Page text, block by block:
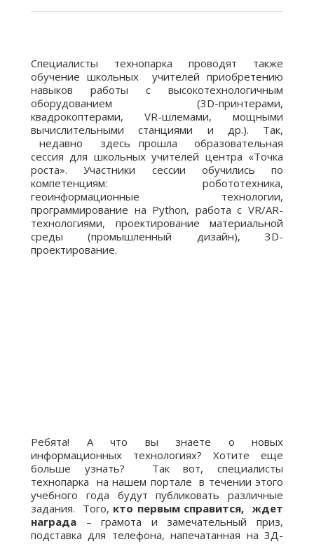
Специалисты технопарка проводят также
обучение школьных учителей приобретению
навыков работы с высокотехнологичным
оборудованием (3D-принтерами,
квадрокоптерами, VR-шлемами, мощными
вычислительными станциями и др.). Так,
недавно здесь прошла образовательная
сессия для школьных учителей центра «Точка
роста». Участники сессии обучились по
компетенциям: робототехника,
геоинформационные технологии,
программирование на Python, работа с VR/AR-
технологиями, проектирование материальной
среды (промышленный дизайн), 3D-
проектирование.
Ребята! А что вы знаете о новых
информационных технологиях? Хотите еще
больше узнать? Так вот, специалисты
технопарка на нашем портале в течении этого
учебного года будут публиковать различные
задания. Того, кто первым справится, ждет
награда – грамота и замечательный приз,
подставка для телефона, напечатанная на 3Д-